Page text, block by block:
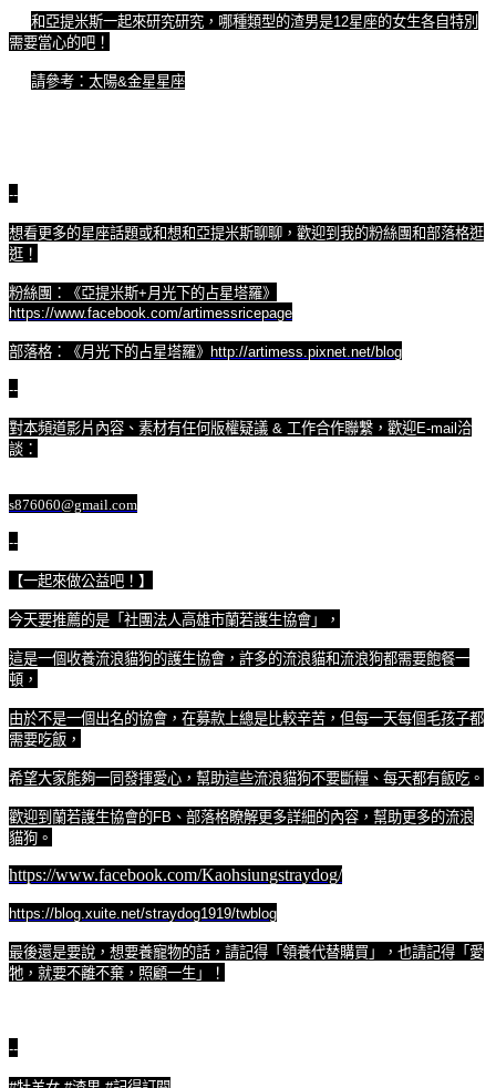
和亞提米斯一起來研究研究，哪種類型的渣男是12星座的女生各自特別
需要當心的吧！
請參考：太陽&金星星座
--
想看更多的星座話題或和想和亞提米斯聊聊，歡迎到我的粉絲團和部落格逛
逛！
粉絲團：《亞提米斯+ 月光下的占星塔羅》
https://www.facebook.com/artimessricepage
部落格：《月光下的占星塔羅》 http://artimess.pixnet.net/blog
--
對本頻道影片內容、素材有任何版權疑議 & 工作合作聯繫，歡迎E-mail 洽
談：
s876060@gmail.com
--
【一起來做公益吧！】
今天要推薦的是「社團法人高雄市蘭若護生協會」，
這是一個收養流浪貓狗的護生協會，許多的流浪貓和流浪狗都需要飽餐一
頓，
由於不是一個出名的協會，在募款上總是比較辛苦，但每一天每個毛孩子都
需要吃飯，
希望大家能夠一同發揮愛心，幫助這些流浪貓狗不要斷糧、每天都有飯吃。
歡迎到蘭若護生協會的FB 、部落格瞭解更多詳細的內容，幫助更多的流浪
貓狗。
https://www.facebook.com/Kaohsiungstraydog/
https://blog.xuite.net/straydog1919/twblog
最後還是要說，想要養寵物的話，請記得「領養代替購買」，也請記得「愛
牠，就要不離不棄，照顧一生」！
--